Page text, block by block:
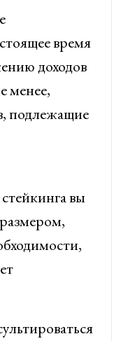
время
доходов
менее,
подлежащие
вы